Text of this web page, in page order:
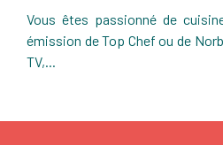
Vous êtes passionné de
émission de Top Chef ou de
TV,...